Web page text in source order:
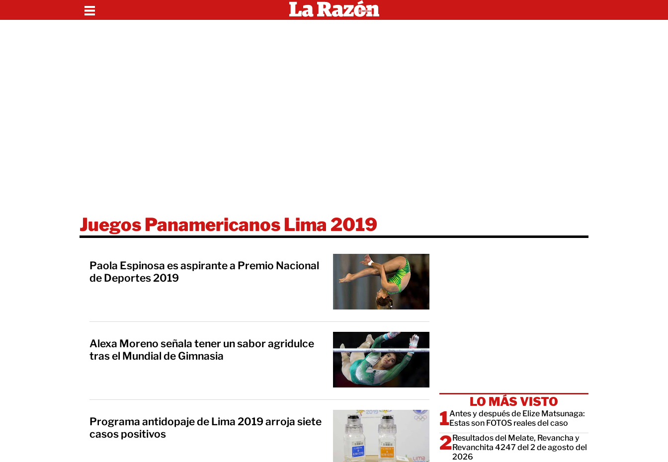
Juegos Panamericanos Lima 2019
Paola Espinosa es aspirante a Premio Nacional
de Deportes 2019
Alexa Moreno señala tener un sabor agridulce
tras el Mundial de Gimnasia
Programa antidopaje de Lima 2019 arroja siete
casos positivos
LO MÁS VISTO
Antes y después de Elize Matsunaga:
Estas son FOTOS reales del caso
Resultados del Melate, Revancha y
Revanchita 4247 del 2 de agosto del
2026